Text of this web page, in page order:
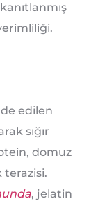
edilen
sığır
domuz
terazisi.
, jelatin